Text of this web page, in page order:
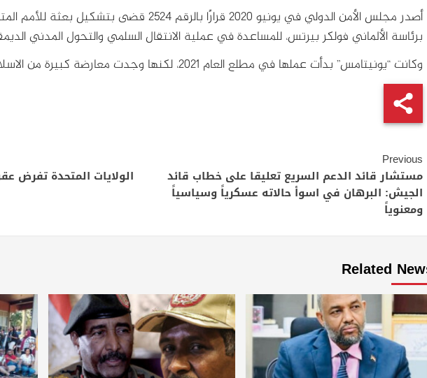
أصدر مجلس الأمن الدولي في يونيو 2020 قرارًا بالرقم
برئاسة الألماني فولكر بيرتس، للمساعدة في عملية الانتقال السلمي والتحول المدني
وكانت “يونيتامس” بدأت عملها في مطلع العام 2021، لكنها وجدت معارضة كبيرة من الاسلاميين وكبار قادة في الجيش.
Continue
Reading
Previous
مستشار قائد الدعم السريع تعليقا على خطاب قائد
الجيش: البرهان في اسوأ حالاته عسكرياً وسياسياً
ومعنوياً
الولايات المتحدة
Related